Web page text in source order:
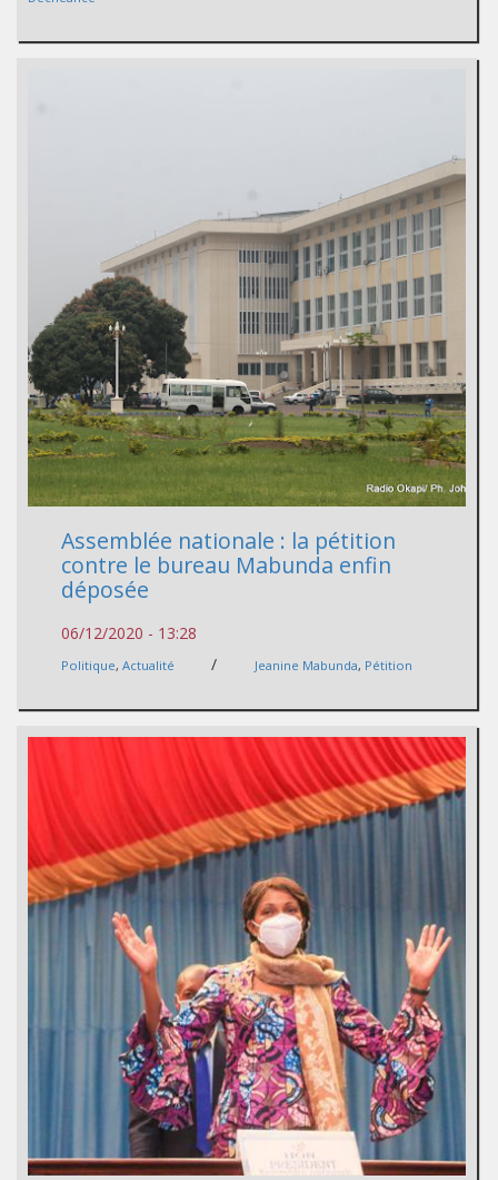
Assemblée nationale : la pétition
contre le bureau Mabunda enfin
déposée
06/12/2020 - 13:28
Politique, Actualité / Jeanine Mabunda, Pétition